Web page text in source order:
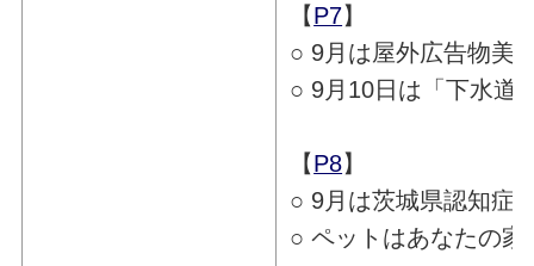
【P7】
○ 9月は屋外広告物美
○ 9月10日は「下水
【P8】
○ 9月は茨城県認知症
○ ペットはあなたの家